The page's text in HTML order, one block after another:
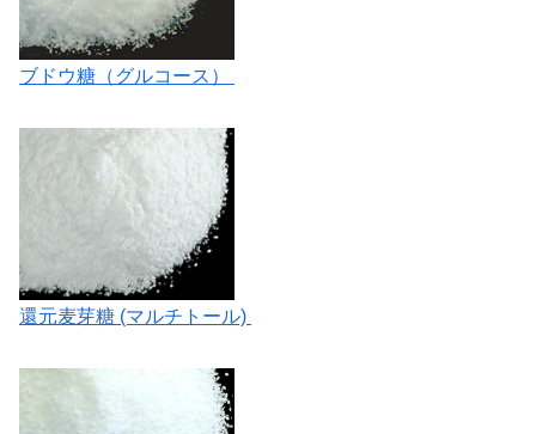
ブドウ糖（グルコース）
還元麦芽糖 (マルチトール)